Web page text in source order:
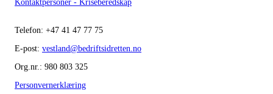
Kontaktpersoner - Kriseberedskap
Telefon: +47 41 47 77 75
E-post: vestland@bedriftsidretten.no
Org.nr.: 980 803 325
Personvernerklæring